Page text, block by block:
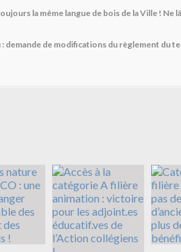
la même langue de bois de la Ville ! Ne
demande de modifications du règlement du